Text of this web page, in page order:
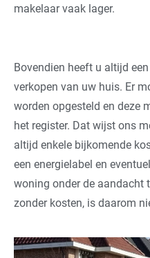
makelaar vaak lager.
Bovendien heeft u altijd
verkopen van uw huis. Er
worden opgesteld en deze
het register. Dat wijst ons
altijd enkele bijkomende
een energielabel en
woning onder de aandacht
zonder kosten, is daarom